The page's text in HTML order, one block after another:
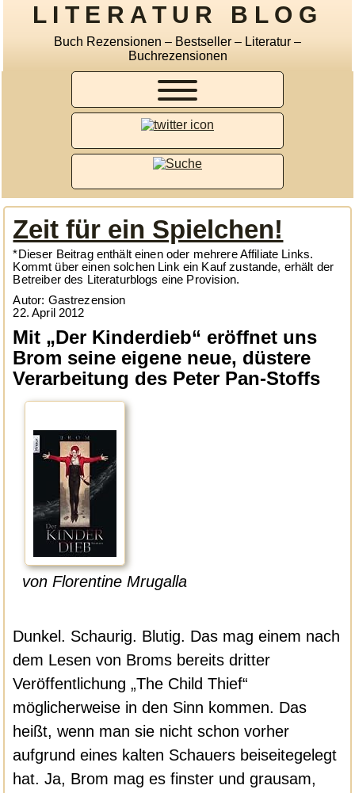
LITERATUR BLOG
Buch Rezensionen – Bestseller – Literatur –
Buchrezensionen
Zeit für ein Spielchen!
*Dieser Beitrag enthält einen oder mehrere Affiliate Links.
Kommt über einen solchen Link ein Kauf zustande, erhält der
Betreiber des Literaturblogs eine Provision.
Autor: Gastrezension
22. April 2012
Mit „Der Kinderdieb“ eröffnet uns
Brom seine eigene neue, düstere
Verarbeitung des Peter Pan-Stoffs
von Florentine Mrugalla
Dunkel. Schaurig. Blutig. Das mag einem nach
dem Lesen von Broms bereits dritter
Veröffentlichung „The Child Thief“
möglicherweise in den Sinn kommen. Das
heißt, wenn man sie nicht schon vorher
aufgrund eines kalten Schauers beiseitegelegt
hat. Ja, Brom mag es finster und grausam,